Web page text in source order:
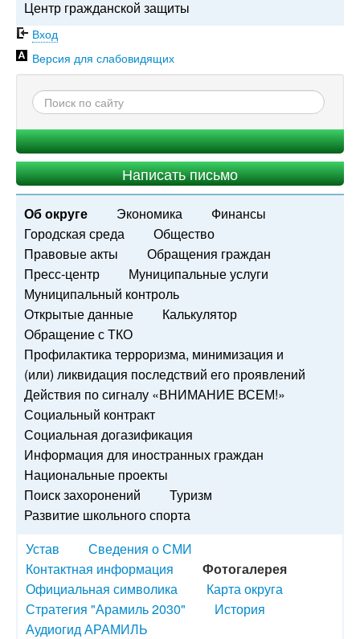
Центр гражданской защиты
Вход
Версия для слабовидящих
Написать письмо
Об округе Экономика
Финансы
Городская среда
Общество
Правовые акты
Обращения граждан
Пресс-центр
Муниципальные услуги
Муниципальный контроль
Открытые данные
Калькулятор
Обращение с ТКО
Профилактика терроризма, минимизация и
(или) ликвидация последствий его проявлений
Действия по сигналу «ВНИМАНИЕ ВСЕМ!»
Социальный контракт
Социальная догазификация
Информация для иностранных граждан
Национальные проекты
Поиск захоронений
Туризм
Развитие школьного спорта
Устав
Сведения о СМИ
Контактная информация
Фотогалерея
Официальная символика
Карта округа
Стратегия "Арамиль 2030"
История
Аудиогид АРАМИЛЬ